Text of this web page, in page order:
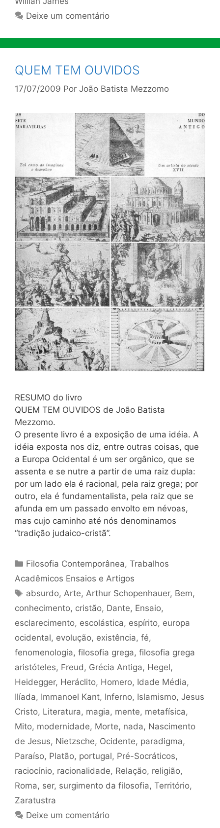
Deixe um comentário
QUEM TEM OUVIDOS
17/07/2009 Por João Batista Mezzomo
RESUMO do livro
QUEM TEM OUVIDOS de João Batista
Mezzomo.
O presente livro é a exposição de uma idéia. A
idéia exposta nos diz, entre outras coisas, que
a Europa Ocidental é um ser orgânico, que se
assenta e se nutre a partir de uma raiz dupla:
por um lado ela é racional, pela raiz grega; por
outro, ela é fundamentalista, pela raiz que se
afunda em um passado envolto em névoas,
mas cujo caminho até nós denominamos
“tradição judaico-cristã”.
Categorias
Filosofia Contemporânea,Trabalhos
Acadêmicos Ensaios e Artigos
Tags
absurdo,Arte,Arthur Schopenhauer, Bem,
conhecimento, cristão, Dante, Ensaio,
esclarecimento, escolástica, espírito, europa
ocidental, evolução, existência, fé,
fenomenologia, filosofia grega, filosofia grega
aristóteles, Freud, Grécia Antiga, Hegel,
Heidegger, Heráclito, Homero, Idade Média,
Ilíada, Immanoel Kant, Inferno, Islamismo, Jesus
Cristo, Literatura, magia, mente, metafísica,
Mito, modernidade, Morte, nada, Nascimento
de Jesus, Nietzsche, Ocidente, paradigma,
Paraíso, Platão, portugal, Pré-Socráticos,
raciocínio, racionalidade, Relação, religião,
Roma, ser, surgimento da filosofia, Território,
Zaratustra
Deixe um comentário